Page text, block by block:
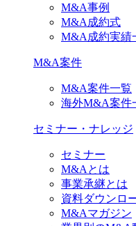
M&A事例
M&A成約式
M&A成約実績
M&A案件
M&A案件一覧
海外M&A案件
セミナー・ナレッジ
セミナー
M&Aとは
事業承継とは
資料ダウンロ
M&Aマガジン